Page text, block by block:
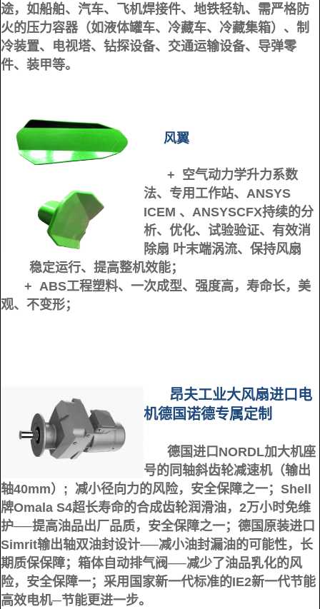
途，如船舶、汽车、飞机焊接件、地铁轻轨、需严格防
火的压力容器（如液体罐车、冷藏车、冷藏集箱）、制
冷装置、电视塔、钻探设备、交通运输设备、导弹零
件、装甲等。
风翼
+ 空气动力学升力系数
法、专用工作站、ANSYS
ICEM 、ANSYSCFX持续的分
析、 优化、试验验证、有效消
除扇 叶末端涡流、保持风扇
稳定运行、提高整机效能；
+ ABS工程塑料、一次成型、强度高，寿命长，美
观、不变形；
昂夫工业大风扇进口电
机德国诺德专属定制
德国进口NORDL加大机座
号的同轴斜齿轮减速机（输出
轴40mm）; 减小径向力的风险，安全保障之一； Shell
牌Omala S4超长寿命的合成齿轮润滑油，2万小时免维
护──提高油品出厂品质，安全保障之一； 德国原装进口
Simrit输出轴双油封设计──减小油封漏油的可能性，长
期质保保障； 箱体自动排气阀──减少了油品乳化的风
险，安全保障一； 采用国家新一代标准的IE2新一代节能
高效电机─节能更进一步。